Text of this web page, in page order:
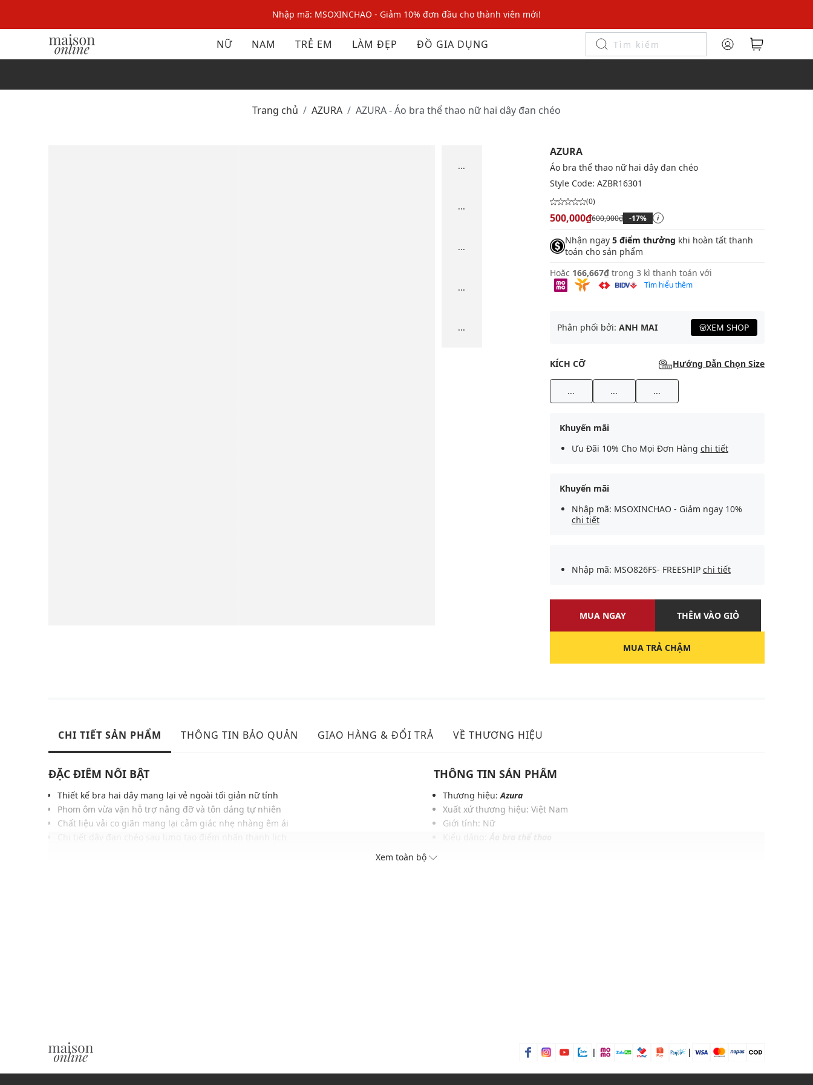
Nhập mã: MSOXINCHAO - Giảm 10% đơn đầu cho thành viên mới!
Nhập mã MSOPAY100: giảm ngay 10% khi thanh toán trực tuyến
Nhập mã: MSOXINCHAO - Giảm 10% đơn đầu cho thành viên mới!
NỮ NAM TRẺ EM LÀM ĐẸP ĐỒ GIA DỤNG
Trang chủ AZURA AZURA - Áo bra thể thao nữ hai dây đan chéo
...
...
...
...
...
AZURA
Áo bra thể thao nữ hai dây đan chéo
Style Code: AZBR16301
(0)
500,000₫600,000₫ -17% i
Nhận ngay 5 điểm thưởng khi hoàn tất thanh
toán cho sản phẩm
Hoặc 166,667₫ trong 3 kì thanh toán với
Tìm hiểu thêm
Phân phối bởi: ANH MAI XEM SHOP
KÍCH CỠ Hướng Dẫn Chọn Size
... ... ...
Khuyến mãi
Ưu Đãi 10% Cho Mọi Đơn Hàng chi tiết
Khuyến mãi
Nhập mã: MSOXINCHAO - Giảm ngay 10%
chi tiết
Nhập mã: MSO826FS- FREESHIP chi tiết
MUA NGAY THÊM VÀO GIỎ
MUA TRẢ CHẬM
CHI TIẾT SẢN PHẨM THÔNG TIN BẢO QUẢN GIAO HÀNG & ĐỔI TRẢ VỀ THƯƠNG HIỆU
ĐẶC ĐIỂM NỔI BẬT
Thiết kế bra hai dây mang lại vẻ ngoài tối giản nữ tính
Phom ôm vừa vặn hỗ trợ nâng đỡ và tôn dáng tự nhiên
Chất liệu vải co giãn mang lại cảm giác nhẹ nhàng êm ái
THÔNG TIN SẢN PHẨM
Thương hiệu:Azura
Xuất xứ thương hiệu: Việt Nam
Giới tính: Nữ
Xem toàn bộ
| |